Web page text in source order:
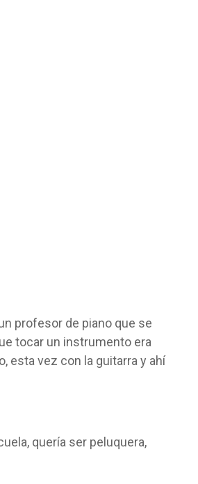
profesor de piano que se
tocar un instrumento era
esta vez con la guitarra y ahí
quería ser peluquera,